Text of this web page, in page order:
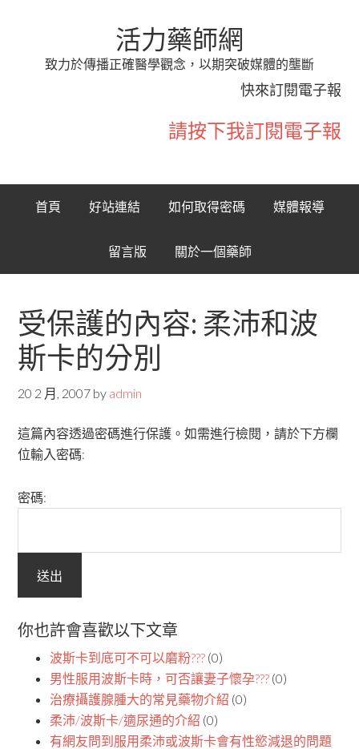
活力藥師網
致力於傳播正確醫學觀念，以期突破媒體的壟斷
快來訂閱電子報
請按下我訂閱電子報
首頁 好站連結 如何取得密碼 媒體報導
留言版 關於一個藥師
受保護的內容: 柔沛和波
斯卡的分別
20 2 月, 2007 by admin
這篇內容透過密碼進行保護。如需進行檢閱，請於下方欄
位輸入密碼:
密碼:
你也許會喜歡以下文章
波斯卡到底可不可以磨粉??? (0)
男性服用波斯卡時，可否讓妻子懷孕??? (0)
治療攝護腺腫大的常見藥物介紹 (0)
柔沛/波斯卡/適尿通的介紹 (0)
有網友問到服用柔沛或波斯卡會有性慾減退的問題